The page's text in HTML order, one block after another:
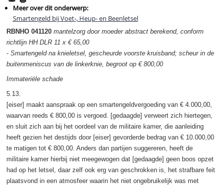
Meer over dit onderwerp:
Smartengeld bij Voet-, Heup- en Beenletsel
RBNHO 041120 mantelzorg door moeder abstract berekend, conform
richtlijn HH DLR 11 x € 65,00
- Smartengeld na knieletsel, gescheurde voorste kruisband; scheur in de
buitenmeniscus van de linkerknie, begroot op € 800,00
Immateriële schade
5.13.
[eiser] maakt aanspraak op een smartengeldvergoeding van € 4.000,00,
waarvan reeds € 800,00 is vergoed. [gedaagde] verweert zich hiertegen,
en sluit zich aan bij het oordeel van de militaire kamer, die aanleiding
heeft gezien het destijds door [eiser] gevorderde bedrag van € 10.000,00
te matigen tot € 800,00. Anders dan partijen suggereren, heeft de
militaire kamer hierbij niet meegewogen dat [gedaagde] geen boos opzet
had op het letsel, daar zelf ook erg van geschrokken is, het strafbare feit
plaatsvond in een atmosfeer waarin het niet ongebruikelijk was met